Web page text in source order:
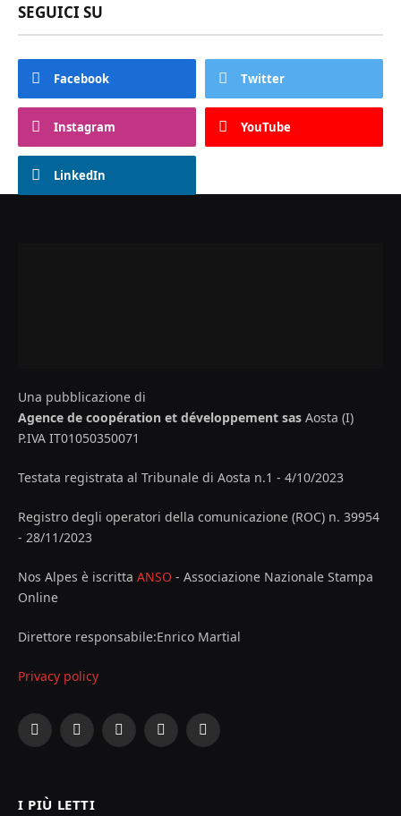
SEGUICI SU
Facebook Twitter
Instagram YouTube
LinkedIn
Una pubblicazione di
Agence de coopération et développement sas Aosta (I)
P.IVA IT01050350071
Testata registrata al Tribunale di Aosta n.1 - 4/10/2023
Registro degli operatori della comunicazione (ROC) n. 39954
- 28/11/2023
Nos Alpes è iscritta ANSO - Associazione Nazionale Stampa
Online
Direttore responsabile:Enrico Martial
Privacy policy
Facebook
X
InstagramYouTubeLinkedIn
I PIÙ LETTI